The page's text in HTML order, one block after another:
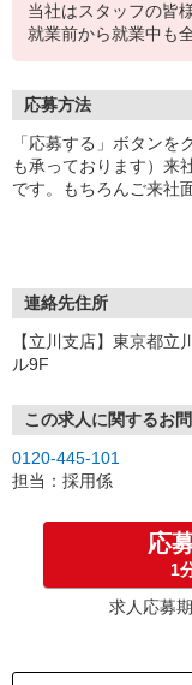
当社はスタッフの皆
就業前から就業中も
応募方法
「応募する」ボタン
も承っております）来
です。もちろんご来社
連絡先住所
【立川支店】東京都
ル9F
この求人に関するお
0120-445-101
担当：採用係
応
1
求人応募